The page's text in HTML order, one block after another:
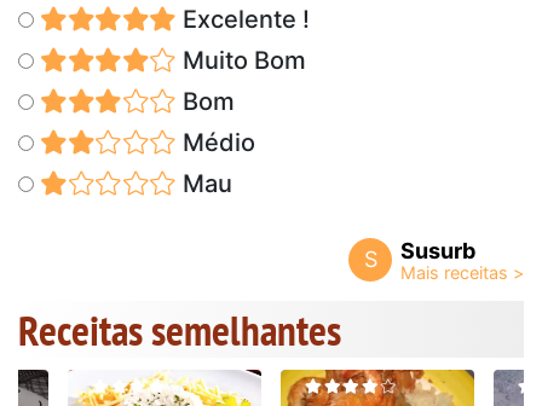
Excelente !
Muito Bom
Bom
Médio
Mau
S Susurb
Receitas semelhantes